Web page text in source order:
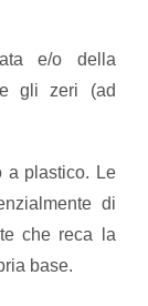
e/o della
gli zeri (ad
a plastico. Le
di
che reca la
base.